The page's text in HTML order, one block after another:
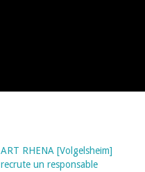
ART RHENA [Volgelsheim]
recrute un responsable